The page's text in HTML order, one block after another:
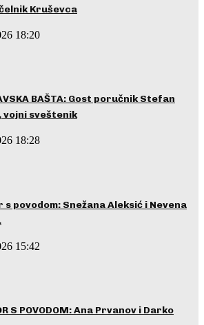
Kruševca
18:20
BAŠTA: Gost poručnik Stefan
vojni sveštenik
18:28
s povodom: Snežana Aleksić i Nevena
15:42
S POVODOM: Ana Prvanov i Darko